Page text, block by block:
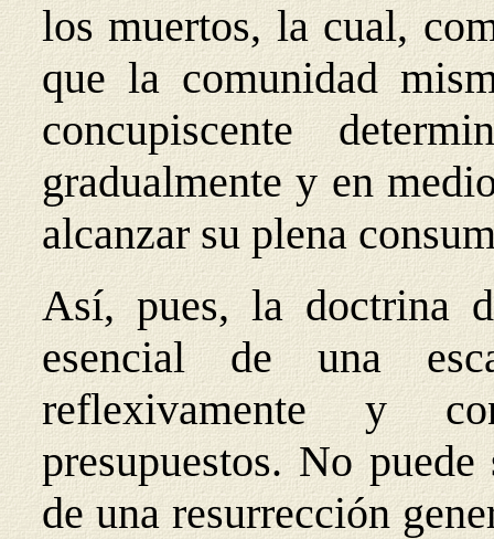
los muertos, la cual,
que la comunidad
concupiscente
gradualmente y en
alcanzar su plena
Así, pues, la doctrina
esencial de una
reflexivamente y
presupuestos. No
de una resurrección